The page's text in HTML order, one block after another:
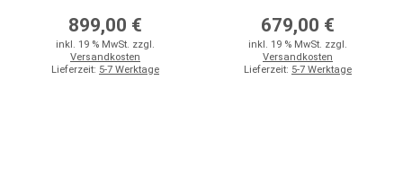
899,00 €
inkl. 19 % MwSt. zzgl.
Versandkosten
Lieferzeit: 5-7 Werktage
679,00 €
inkl. 19 % MwSt. zzgl.
Versandkosten
Lieferzeit: 5-7 Werktage